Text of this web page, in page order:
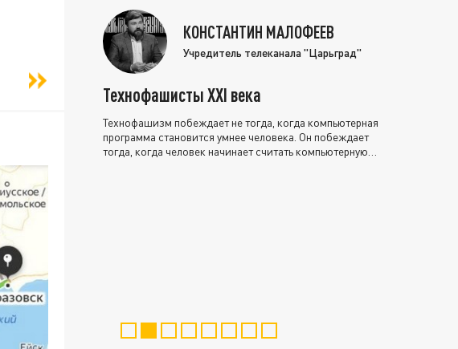
КОНСТАНТИН МАЛОФЕЕВ
Учредитель телеканала "Царьград"
Технофашисты XXI века
Технофашизм побеждает не тогда, когда компьютерная
программа становится умнее человека. Он побеждает
тогда, когда человек начинает считать компьютерную